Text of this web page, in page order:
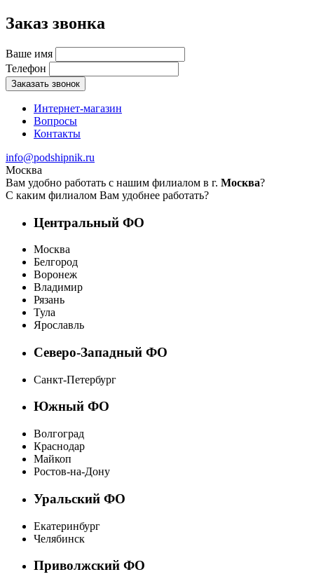
Заказ звонка
Ваше имя
Телефон
Заказать звонок
Интернет-магазин
Вопросы
Контакты
info@podshipnik.ru
Москва
Вам удобно работать с нашим филиалом в г. Москва?
С каким филиалом Вам удобнее работать?
Центральный ФО
Москва
Белгород
Воронеж
Владимир
Рязань
Тула
Ярославль
Северо-Западный ФО
Санкт-Петербург
Южный ФО
Волгоград
Краснодар
Майкоп
Ростов-на-Дону
Уральский ФО
Екатеринбург
Челябинск
Приволжский ФО